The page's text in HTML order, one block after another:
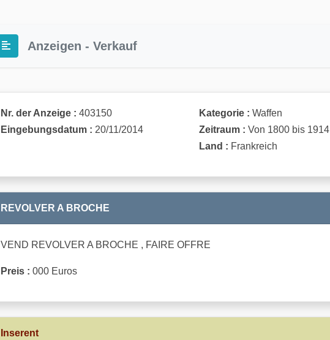
Anzeigen - Verkauf
Nr. der Anzeige : 403150
Eingebungsdatum : 20/11/2014
Kategorie : Waffen
Zeitraum : Von 1800 bis 1914
Land : Frankreich
REVOLVER A BROCHE
VEND REVOLVER A BROCHE , FAIRE OFFRE
Preis : 000 Euros
Inserent